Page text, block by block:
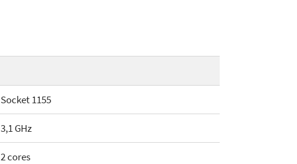
Socket 1155
3,1 GHz
2 cores